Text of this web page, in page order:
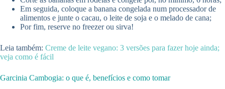
Em seguida, coloque a banana congelada num processador de
alimentos e junte o cacau, o leite de soja e o melado de cana;
Por fim, reserve no freezer ou sirva!
Leia também: Creme de leite vegano: 3 versões para fazer hoje ainda;
veja como é fácil
Garcinia Cambogia: o que é, benefícios e como tomar